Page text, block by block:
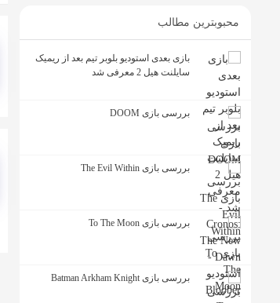
محبوبترین مطالب
بازی بعدی استودیو بلوبر تیم بعد از ریمیک
سایلنت هیل 2 معرفی شد
بررسی بازی DOOM
بررسی بازی The Evil Within
بررسی بازی To The Moon
بررسی بازی Batman Arkham Knight